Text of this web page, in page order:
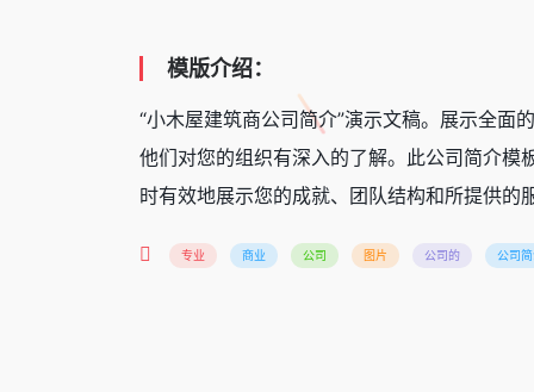
模版介绍：
“小木屋建筑商公司简介”演示文稿。展示全
他们对您的组织有深入的了解。此公司简介模
时有效地展示您的成就、团队结构和所提供的
专业 商业 公司 图片 公司的 公司